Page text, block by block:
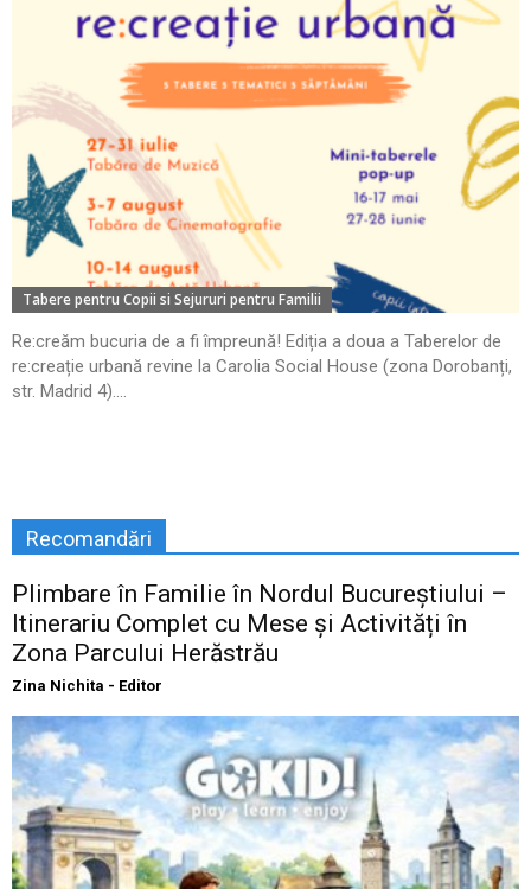
Tabere pentru Copii si Sejururi pentru Familii
Re:creăm bucuria de a fi împreună! Ediția a doua a Taberelor de
re:creație urbană revine la Carolia Social House (zona Dorobanți,
str. Madrid 4)....
Recomandări
Plimbare în Familie în Nordul Bucureștiului –
Itinerariu Complet cu Mese și Activități în
Zona Parcului Herăstrău
Zina Nichita - Editor